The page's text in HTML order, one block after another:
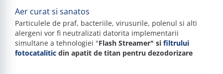
Aer curat si sanatos
Particulele de praf, bacteriile, virusurile, polenul si alti
alergeni vor fi neutralizati datorita implementarii
simultane a tehnologiei "Flash Streamer" si filtrului
fotocatalitic din apatit de titan pentru dezodorizare